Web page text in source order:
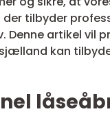
der tilbyder
Denne artikel vil
kan